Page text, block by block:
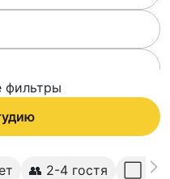
фильтры
👥 2-4 гостя ⬜️